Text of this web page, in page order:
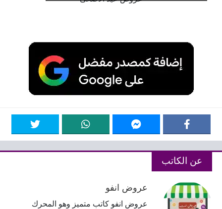
عن الكاتب
عروض انفو
عروض انفو كاتب متميز وهو المحرك